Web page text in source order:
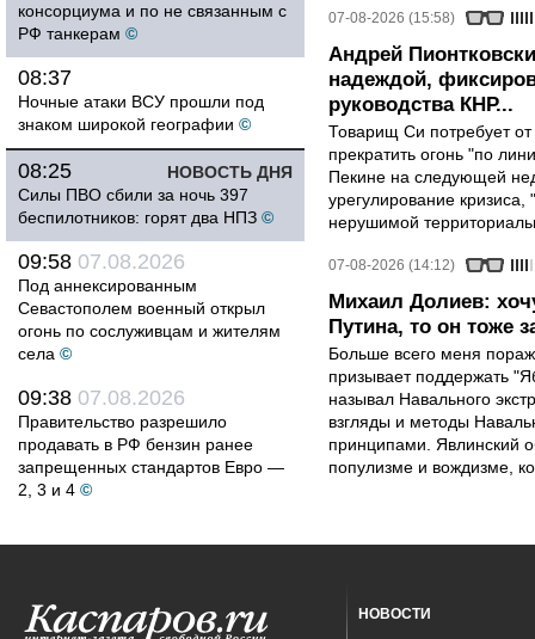
консорциума и по не связанным с
РФ танкерам ©
08:37
Ночные атаки ВСУ прошли под
знаком широкой географии ©
НОВОСТЬ ДНЯ
08:25
Силы ПВО сбили за ночь 397
беспилотников: горят два НПЗ ©
09:58 07.08.2026
Под аннексированным
Севастополем военный открыл
огонь по сослуживцам и жителям
села ©
09:38 07.08.2026
Правительство разрешило
продавать в РФ бензин ранее
запрещенных стандартов Евро —
2, 3 и 4 ©
07-08-2026 (15:58)
Андрей
надеждой,
руководства КНР...
Товарищ Си потребует
прекратить огонь "по
Пекине на следующей
урегулирование
нерушимой
07-08-2026 (14:12)
Михаил Долиев:
Путина, то он тоже
Больше всего меня
призывает поддержать
называл Навального
взгляды и методы
принципами. Явлинский
популизме и вождизме,
НОВОСТИ